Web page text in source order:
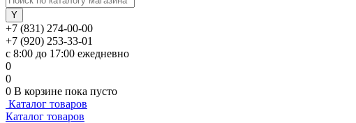
+7 (831) 274-00-00
+7 (920) 253-33-01
с 8:00 до 17:00 ежедневно
0
0
0 В корзине пока пусто
Каталог товаров
Каталог товаров